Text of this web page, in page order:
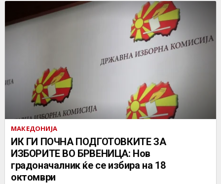
МАКЕДОНИЈА
ИК ГИ ПОЧНА ПОДГОТОВКИТЕ ЗА
ИЗБОРИТЕ ВО БРВЕНИЦА: Нов
градоначалник ќе се избира на 18
октомври